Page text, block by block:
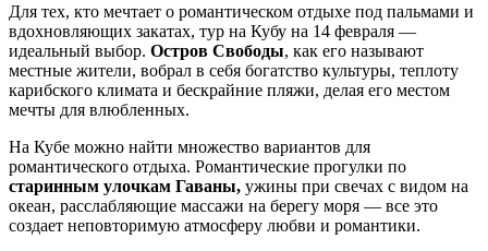
Для тех, кто мечтает о романтическом отдыхе под пальмами и
вдохновляющих закатах, тур на Кубу на 14 февраля —
идеальный выбор. Остров Свободы, как его называют
местные жители, вобрал в себя богатство культуры, теплоту
карибского климата и бескрайние пляжи, делая его местом
мечты для влюбленных.
На Кубе можно найти множество вариантов для
романтического отдыха. Романтические прогулки по
старинным улочкам Гаваны, ужины при свечах с видом на
океан, расслабляющие массажи на берегу моря — все это
создает неповторимую атмосферу любви и романтики.